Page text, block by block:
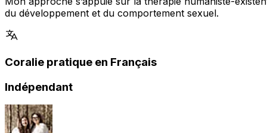
du développement et du comportement sexuel.
Coralie pratique en Français
Indépendant